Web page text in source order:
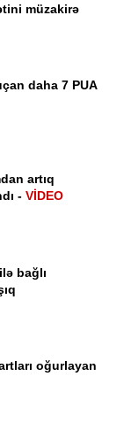
müzakirə
daha 7 PUA
artıq
-VİDEO
bağlı
oğurlayan